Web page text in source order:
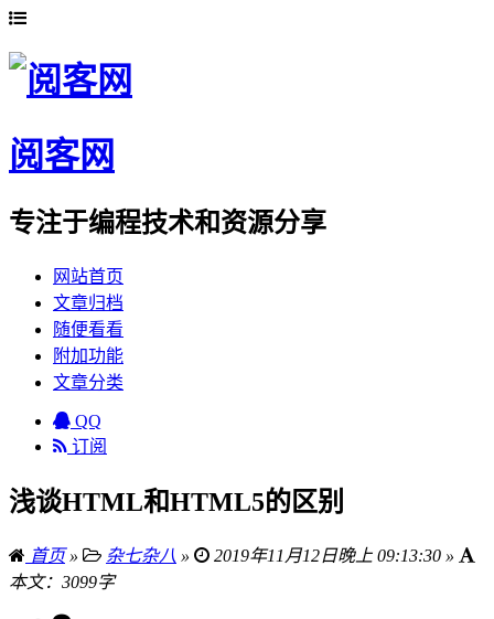
阅客网
专注于编程技术和资源分享
网站首页
文章归档
随便看看
附加功能
文章分类
QQ
订阅
浅谈HTML和HTML5的区别
首页» 杂七杂八 »
2019年11月12日晚上 09:13:30 »
本文：3099字